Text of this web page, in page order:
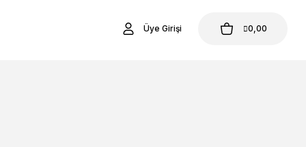
Üye Girişi 0,00